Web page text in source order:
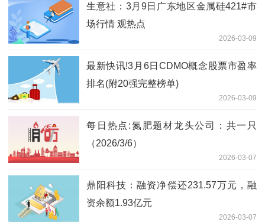
生意社：3月9日广东地区金属硅421#市
场行情 观热点
2026-03-09
最新快讯!3月6日CDMO概念股票市盈率
排名(附20强完整榜单)
2026-03-09
每日热点:氮肥题材龙头公司：共一只
（2026/3/6）
2026-03-07
鼎阳科技：融资净偿还231.57万元，融
资余额1.93亿元
2026-03-07